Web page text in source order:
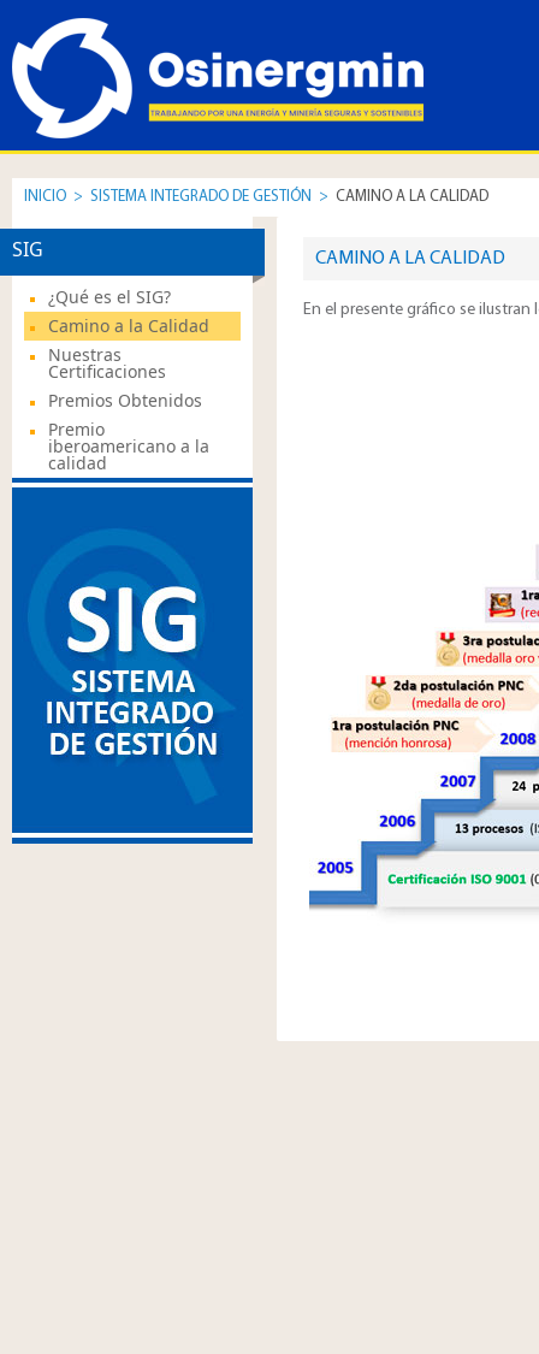
INICIO > SISTEMA INTEGRADO DE GESTIÓN > CAMINO A LA CALIDAD
¿Qué es el SIG?
Camino a la Calidad
Nuestras
Certificaciones
Premios Obtenidos
Premio
iberoamericano a la
calidad
SIG CAMINO A LA CALIDAD
En el presente gráfico se